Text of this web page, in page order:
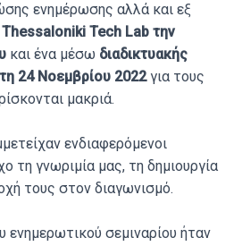
ενημέρωσης αλλά και εξ
Thessaloniki Tech Lab την
και ένα μέσω διαδικτυακής
24 Νοεμβρίου 2022για τους
μακριά.
ενδιαφερόμενοι
τη γνωριμία μας, τη δημιουργία
τους στον διαγωνισμό.
ενημερωτικού σεμιναρίου ήταν